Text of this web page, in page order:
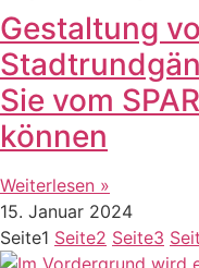
Gestaltung
Sie vom
können
Weiterlesen »
15. Januar 2024
Seite1 Seite2 Seite3